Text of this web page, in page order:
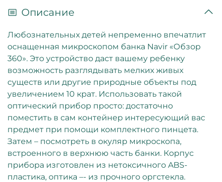
Описание
Любознательных детей непременно впечатлит
оснащенная микроскопом банка Navir «Обзор
360». Это устройство даст вашему ребенку
возможность разглядывать мелких живых
существ или другие природные объекты под
увеличением 10 крат. Использовать такой
оптический прибор просто: достаточно
поместить в сам контейнер интересующий вас
предмет при помощи комплектного пинцета.
Затем – посмотреть в окуляр микроскопа,
встроенного в верхнюю часть банки. Корпус
прибора изготовлен из нетоксичного ABS-
пластика, оптика –- из прочного оргстекла.